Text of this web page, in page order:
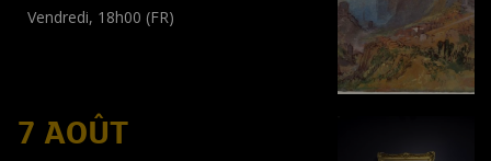
Vendredi, 18h00 (FR)
7 AOÛT